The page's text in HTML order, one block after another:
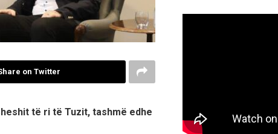
on Twitter
të ri të Tuzit, tashmë edhe